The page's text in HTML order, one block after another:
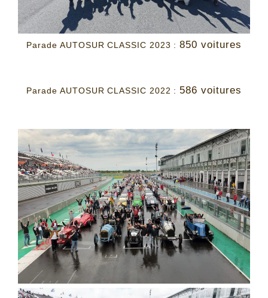
Parade AUTOSUR CLASSIC 2023 :850 voitures
Parade AUTOSUR CLASSIC 2022 : 586 voitures